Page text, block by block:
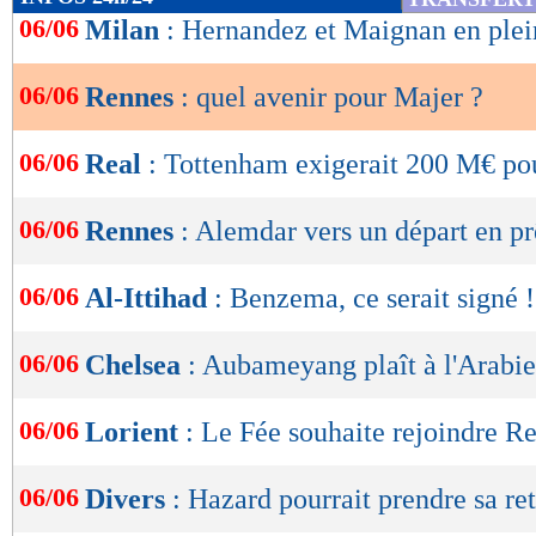
de
OK
06/06 Milan : Hernandez et Maignan en
06/06 Rennes : quel avenir pour Majer ?
06/06 Real : Tottenham exigerait 200 M€
06/06 Rennes : Alemdar vers un départ en
06/06 Al-Ittihad : Benzema, ce serait signé !
06/06 Chelsea : Aubameyang plaît à
06/06 Lorient : Le Fée souhaite rejoindre
06/06 Divers : Hazard pourrait prendre sa